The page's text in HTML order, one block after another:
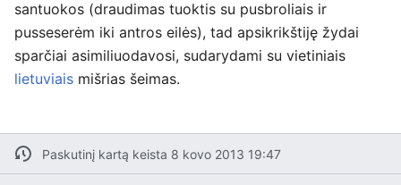
santuokos (draudimas tuoktis su pusbroliais ir
pusseserėm iki antros eilės), tad apsikrikštiję žydai
sparčiai asimiliuodavosi, sudarydami su vietiniais
lietuviais mišrias šeimas.
Paskutinį kartą keista 8 kovo 2013 19:47